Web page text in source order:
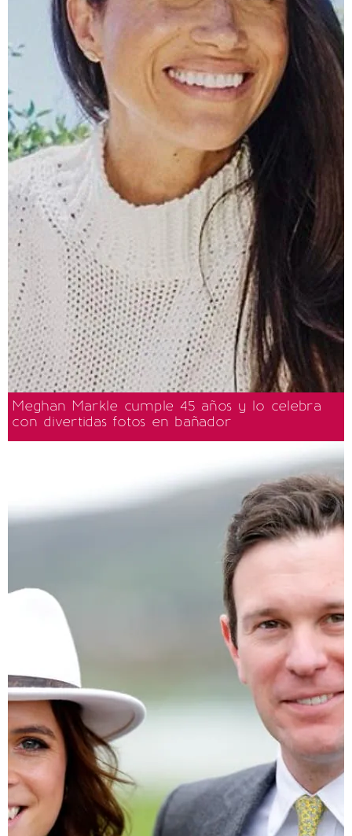
Meghan Markle cumple 45 años y lo celebra
con divertidas fotos en bañador